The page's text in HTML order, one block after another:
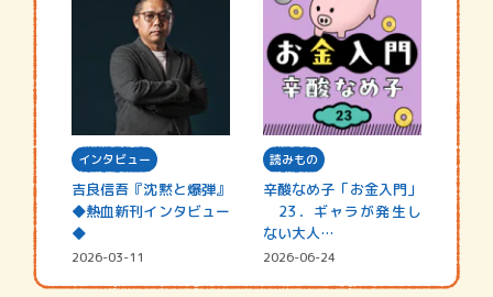
インタビュー
吉良信吾『沈黙と爆弾』
◆熱血新刊インタビュー
◆
2026-03-11
読みもの
辛酸なめ子「お金入門」
23．ギャラが発生し
ない大人…
2026-06-24